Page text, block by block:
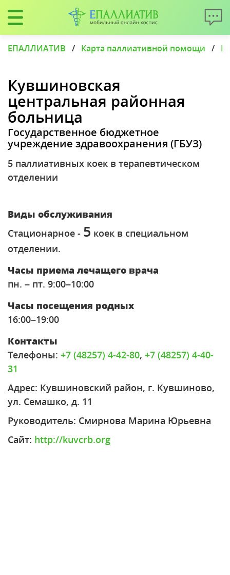
ЕПАЛЛИАТИВ / Карта паллиативной помощи /
Кувшиновская
центральная районная
больница
Государственное бюджетное
учреждение здравоохранения (ГБУЗ)
5 паллиативных коек в терапевтическом
отделении
Виды обслуживания
Стационарное - 5 коек в специальном
отделении.
Часы приема лечащего врача
пн. – пт. 9:00–10:00
Часы посещения родных
16:00–19:00
Контакты
Телефоны: +7 (48257) 4-42-80, +7 (48257) 4-40-
31
Адрес: Кувшиновский район, г. Кувшиново,
ул. Семашко, д. 11
Руководитель: Смирнова Марина Юрьевна
Сайт: http://kuvcrb.org